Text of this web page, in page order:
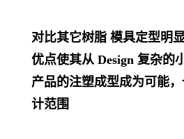
对比其它树脂 模具定型明
优点使其从 Design 复杂的
产品的注塑成型成为可能
计范围